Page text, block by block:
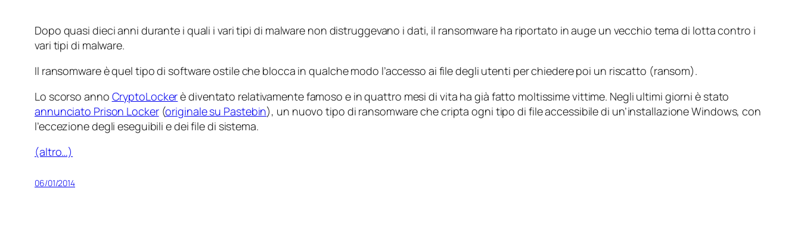
Dopo quasi dieci anni durante i quali i vari tipi di malware non distruggevano i dati, il ransomware ha riportato in auge un vecchio tema di lotta contro i
vari tipi di malware.
Il ransomwareè quel tipo di software ostile che blocca in qualche modo l’accesso ai file degli utenti per chiedere poi un riscatto (ransom).
Lo scorso anno CryptoLockerè diventato relativamente famoso e in quattro mesi di vita ha già fatto moltissime vittime. Negli ultimi giorni è stato
annunciato Prison Locker(originale su Pastebin), un nuovo tipo di ransomwareche cripta ogni tipo di file accessibile di un’installazione Windows, con
l’eccezione degli eseguibili e dei file di sistema.
(altro…)
06/01/2014